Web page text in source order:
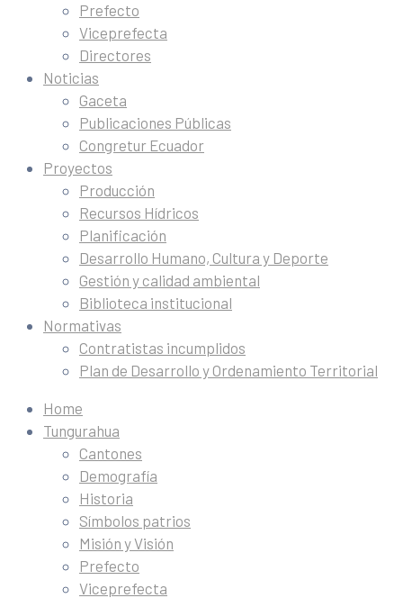
Prefecto
Viceprefecta
Directores
Noticias
Gaceta
Publicaciones Públicas
Congretur Ecuador
Proyectos
Producción
Recursos Hídricos
Planificación
Desarrollo Humano, Cultura y Deporte
Gestión y calidad ambiental
Biblioteca institucional
Normativas
Contratistas incumplidos
Plan de Desarrollo y Ordenamiento Territorial
Home
Tungurahua
Cantones
Demografía
Historia
Símbolos patrios
Misión y Visión
Prefecto
Viceprefecta